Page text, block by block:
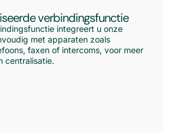
verbindingsfunctie
integreert u onze
met apparaten zoals
faxen of intercoms, voor meer
centralisatie.